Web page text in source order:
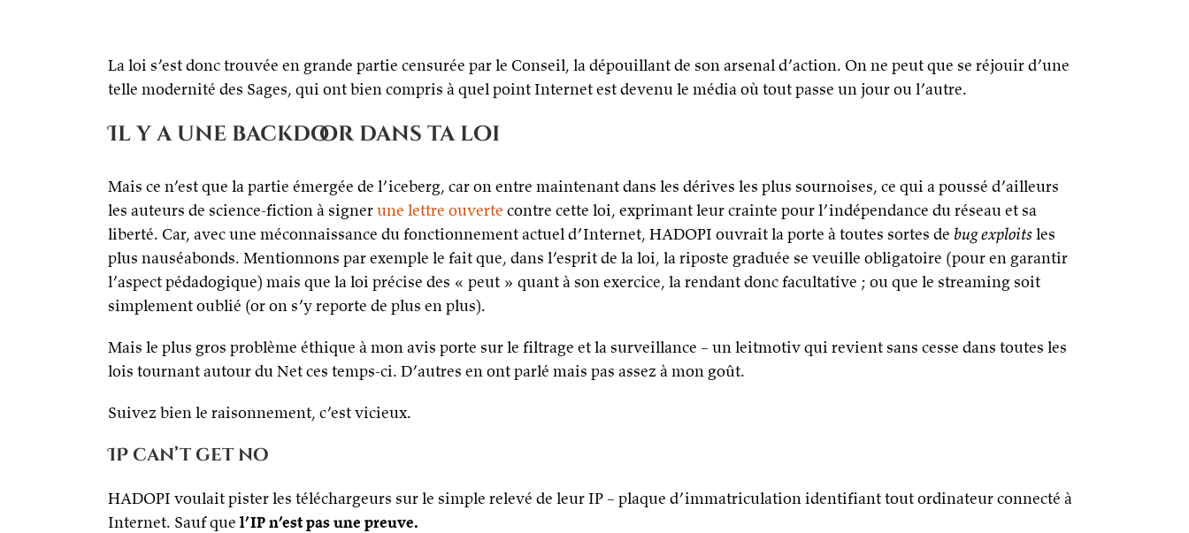
La loi s’est donc trouvée en grande partie censurée par le Conseil, la dépouillant de son arsenal d’action. On ne peut que se réjouir d’une
telle modernité des Sages, qui ont bien compris à quel point Internet est devenu le média où tout passe un jour ou l’autre.
Il y a une backdoor dans ta loi
Mais ce n’est que la partie émergée de l’iceberg, car on entre maintenant dans les dérives les plus sournoises, ce qui a poussé d’ailleurs
les auteurs de science-fiction à signerune lettre ouverte contre cette loi, exprimant leur crainte pour l’indépendance du réseau et sa
liberté. Car, avec une méconnaissance du fonctionnement actuel d’Internet, HADOPI ouvrait la porte à toutes sortes de bug exploitsles
plus nauséabonds. Mentionnons par exemple le fait que, dans l’esprit de la loi, la riposte graduée se veuille obligatoire (pour en garantir
l’aspect pédadogique) mais que la loi précise des « peut » quant à son exercice, la rendant donc facultative ; ou que le streaming soit
simplement oublié (or on s’y reporte de plus en plus).
Mais le plus gros problème éthique à mon avis porte sur le filtrage et la surveillance – un leitmotiv qui revient sans cesse dans toutes les
lois tournant autour du Net ces temps-ci. D’autres en ont parlé mais pas assez à mon goût.
Suivez bien le raisonnement, c’est vicieux.
IP can’t get no
HADOPI voulait pister les téléchargeurs sur le simple relevé de leur IP – plaque d’immatriculation identifiant tout ordinateur connecté à
Internet. Sauf que l’IP n’est pas une preuve.